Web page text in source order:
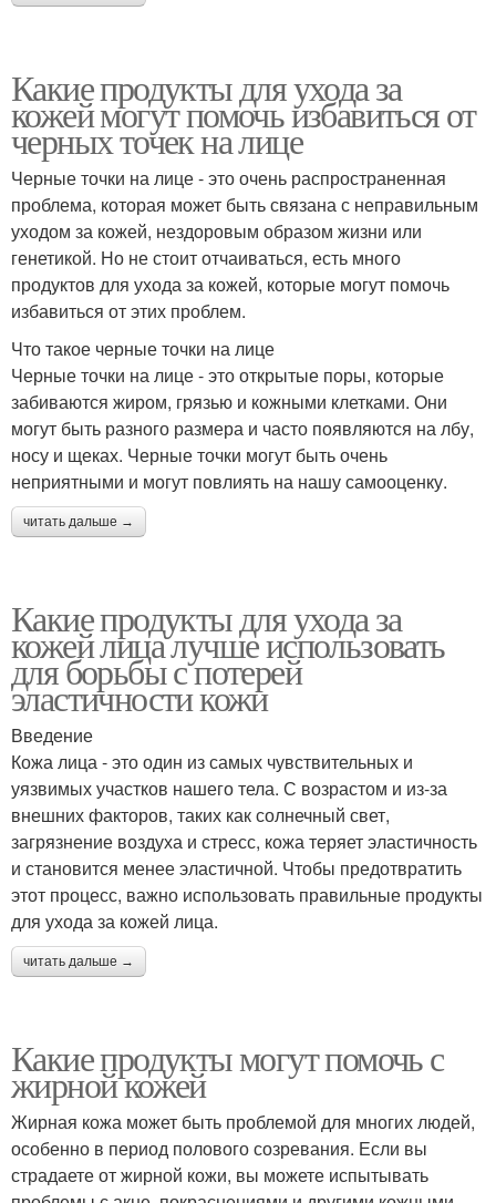
Какие продукты для ухода за
кожей могут помочь избавиться от
черных точек на лице
Черные точки на лице - это очень распространенная
проблема, которая может быть связана с неправильным
уходом за кожей, нездоровым образом жизни или
генетикой. Но не стоит отчаиваться, есть много
продуктов для ухода за кожей, которые могут помочь
избавиться от этих проблем.
Что такое черные точки на лице
Черные точки на лице - это открытые поры, которые
забиваются жиром, грязью и кожными клетками. Они
могут быть разного размера и часто появляются на лбу,
носу и щеках. Черные точки могут быть очень
неприятными и могут повлиять на нашу самооценку.
читать дальше →
Какие продукты для ухода за
кожей лица лучше использовать
для борьбы с потерей
эластичности кожи
Введение
Кожа лица - это один из самых чувствительных и
уязвимых участков нашего тела. С возрастом и из-за
внешних факторов, таких как солнечный свет,
загрязнение воздуха и стресс, кожа теряет эластичность
и становится менее эластичной. Чтобы предотвратить
этот процесс, важно использовать правильные продукты
для ухода за кожей лица.
читать дальше →
Какие продукты могут помочь с
жирной кожей
Жирная кожа может быть проблемой для многих людей,
особенно в период полового созревания. Если вы
страдаете от жирной кожи, вы можете испытывать